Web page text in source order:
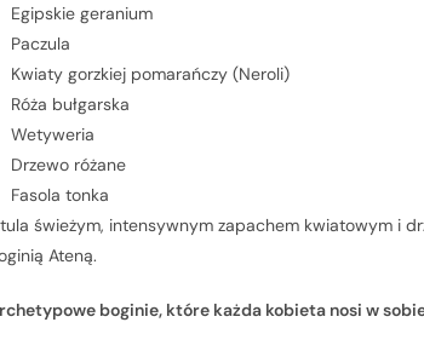
Egipskie geranium
Paczula
Kwiaty gorzkiej pomarańczy (Neroli)
Róża bułgarska
Wetyweria
Drzewo różane
Fasola tonka
świeżym, intensywnym zapachem kwiatowym i
Ateną.
boginie, które każda kobieta nosi w